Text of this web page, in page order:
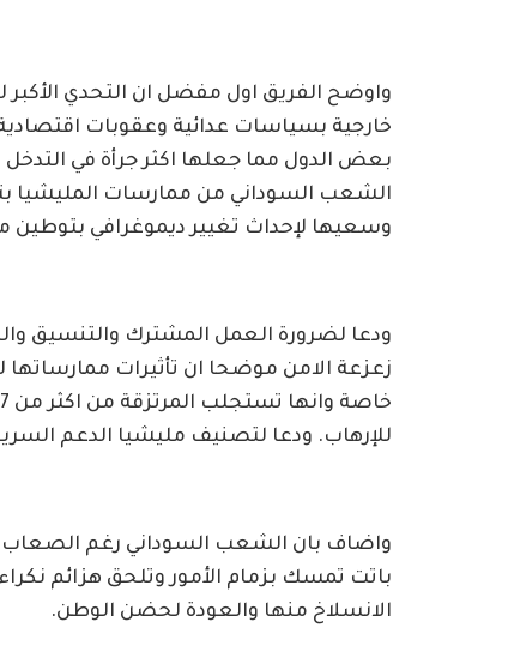
واوضح الفريق اول مفضل ان التحدي
خارجية بسياسات عدائية وعقوبات
بعض الدول مما جعلها اكثر جرأة في
الشعب السوداني من ممارسات المليشيا
وسعيها لإحداث تغيير ديموغرافي بتوطين
ودعا لضرورة العمل المشترك والتنسيق
زعزعة الامن موضحا ان تأثيرات
للإرهاب. ودعا لتصنيف مليشيا الدعم
واضاف بان الشعب السوداني رغم الصعاب
باتت تمسك بزمام الأمور وتلحق هزائم نكراء
الانسلاخ منها والعودة لحضن الوطن.